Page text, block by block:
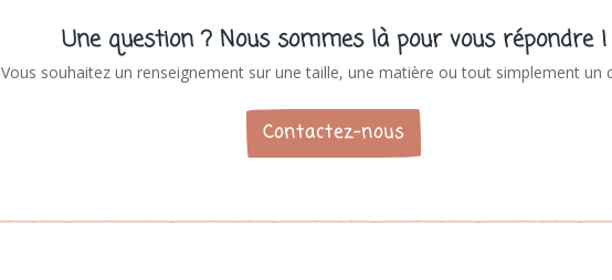
Une question ? Nous sommes là pour vous répondre !
Vous souhaitez un renseignement sur une taille, une matière ou tout simplement un
Contactez-nous